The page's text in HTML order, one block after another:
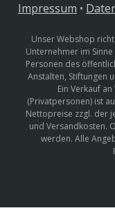
Impressum •
Unser Webshop
Unternehmer im
Personen des
Anstalten, Stiftungen
Ein Verkauf
(Privatpersonen) ist
Nettopreise zzgl. der
und Versandkosten.
werden. Alle